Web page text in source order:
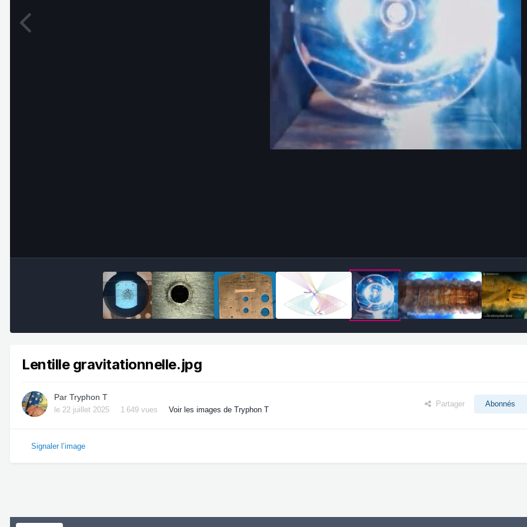
Lentille gravitationnelle.jpg
Par Tryphon T
le 22 juillet 2025 1 649 vues Voir les images de Tryphon T
Partager Abonnés
Signaler l’image